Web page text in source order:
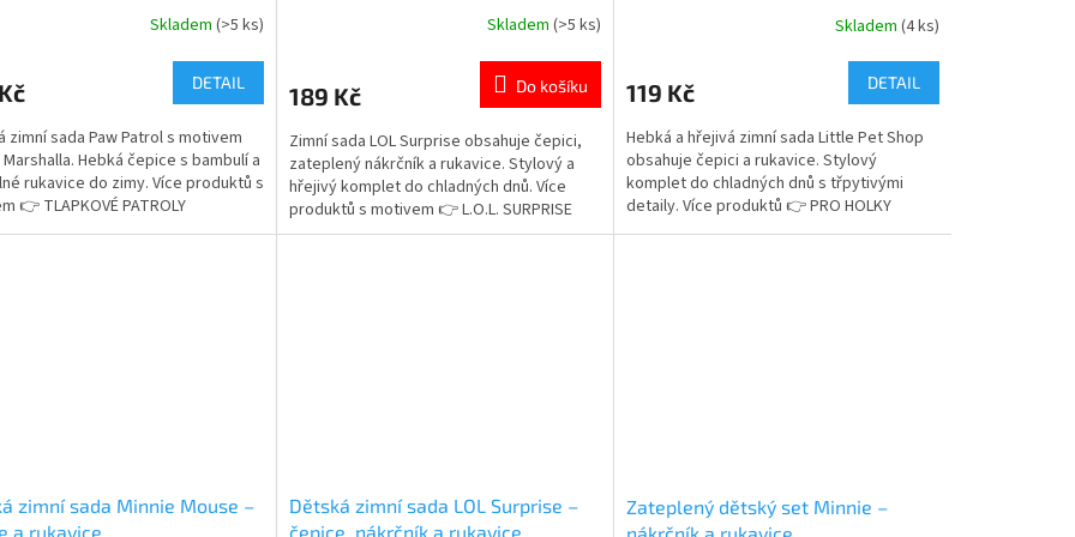
Skladem (>5 ks)
DETAIL
zimní sada Paw Patrol s motivem
Hebká čepice s bambulí a
rukavice do zimy. Více produktů s
👉 TLAPKOVÉ PATROLY
je
z
5
hvězdiček.
Skladem (>5 ks)
189 Kč Do košíku
Zimní sada LOL Surprise obsahuje čepici,
zateplený nákrčník a rukavice. Stylový a
hřejivý komplet do chladných dnů. Více
produktů s motivem 👉 L.O.L. SURPRISE
je
z
5
hvězdiček.
Skladem (4 ks)
119 Kč DETAIL
Hebká a hřejivá zimní sada Little Pet Shop
obsahuje čepici a rukavice. Stylový
komplet do chladných dnů s třpytivými
detaily. Více produktů 👉 PRO HOLKY
zimní sada Minnie Mouse –
a rukavice
Dětská zimní sada LOL Surprise –
čepice, nákrčník a rukavice
Zateplený dětský set Minnie –